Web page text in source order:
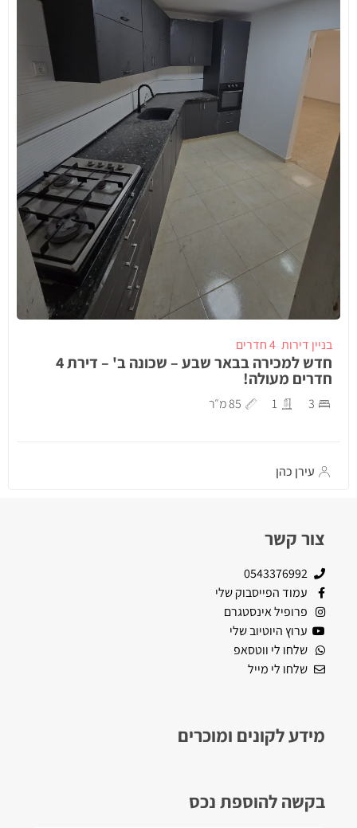
בניין דירות 4 חדרים
חדש למכירה בבאר שבע – שכונה ב' – דירת 4
חדרים מעולה!
3
1 85 מ״ר
עירן כהן
צור קשר
0543376992
עמוד הפייסבוק שלי
פרופיל אינסטגרם
ערוץ היוטיוב שלי
שלחו לי ווטסאפ
שלחו לי מייל
מידע לקונים ומוכרים
בקשה להוספת נכס